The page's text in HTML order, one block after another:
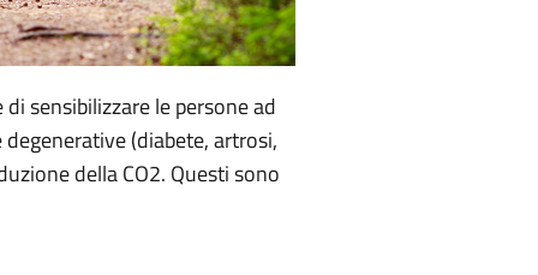
sensibilizzare le persone ad
(diabete, artrosi,
della CO2. Questi sono